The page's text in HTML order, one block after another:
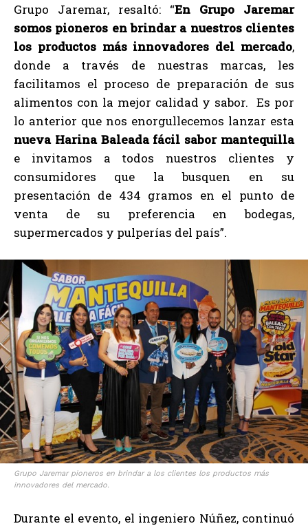
Grupo Jaremar, resaltó: “En Grupo Jaremar
somos pioneros en brindar a nuestros clientes
los productos más innovadores del mercado,
donde a través de nuestras marcas, les
facilitamos el proceso de preparación de sus
alimentos con la mejor calidad y sabor. Es por
lo anterior que nos enorgullecemos lanzar esta
nueva Harina Baleada fácil sabor mantequilla
e invitamos a todos nuestros clientes y
consumidores que la busquen en su
presentación de 434 gramos en el punto de
venta de su preferencia en bodegas,
supermercados y pulperías del país”.
Grupo Jaremar pioneros en brindar a los clientes los productos más
innovadores del mercado.
Durante el evento, el ingeniero Núñez, continuó